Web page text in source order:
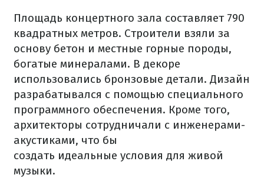
Площадь концертного зала составляет 790
квадратных метров. Строители взяли за
основу бетон и местные горные породы,
богатые минералами. В декоре
использовались бронзовые детали. Дизайн
разрабатывался с помощью специального
программного обеспечения. Кроме того,
архитекторы сотрудничали с инженерами-
акустиками, что бы
создать идеальные условия для живой
музыки.